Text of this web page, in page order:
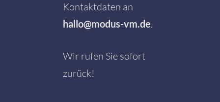
Kontaktdaten an
hallo@modus-vm.de.
Wir rufen Sie sofort
zurück!